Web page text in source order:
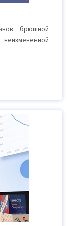
брюшной